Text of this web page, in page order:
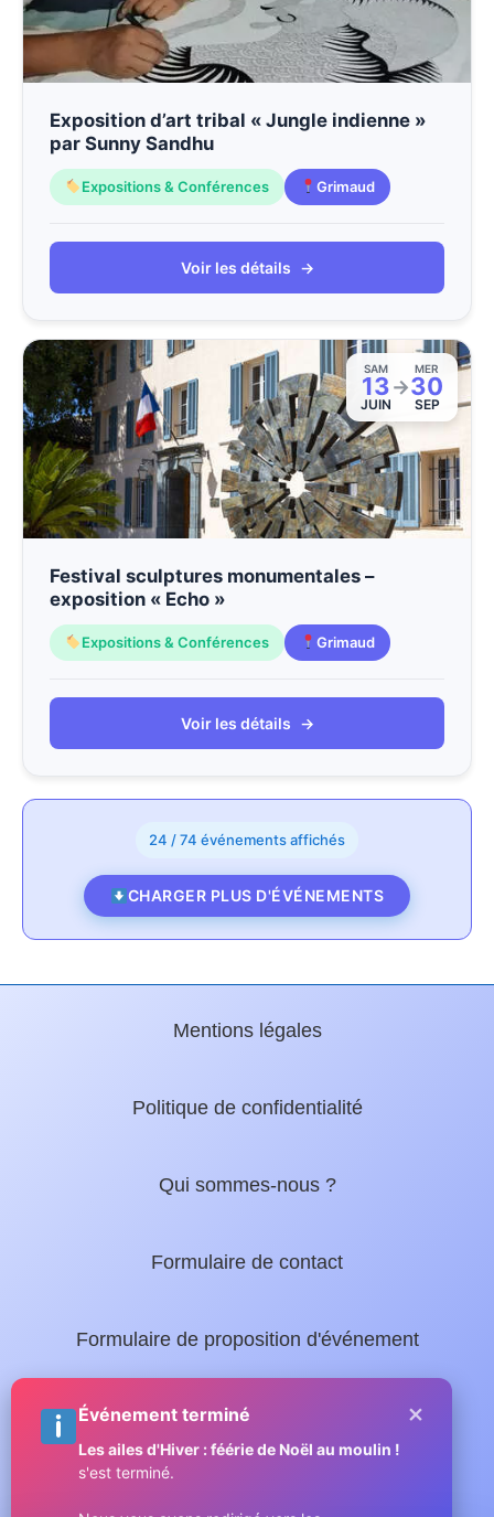
Exposition d’art tribal « Jungle indienne »
par Sunny Sandhu
Expositions & Conférences Grimaud
Voir les détails →
SAM
13
JUIN
→
MER
30
SEP
Festival sculptures monumentales –
exposition « Echo »
Expositions & Conférences Grimaud
Voir les détails →
24 / 74 événements affichés
CHARGER PLUS D'ÉVÉNEMENTS
Mentions légales
Politique de confidentialité
Qui sommes-nous ?
Formulaire de contact
Formulaire de proposition d'événement
Nos guides locaux :
Guide complet de Sainte-Maxime
Événement terminé
Les ailes d'Hiver : féérie de Noël au moulin !
s'est terminé.
×